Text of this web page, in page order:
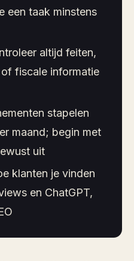
een taak minstens
altijd feiten,
fiscale informatie
stapelen
maand; begin met
uit
klanten je vinden
en ChatGPT,